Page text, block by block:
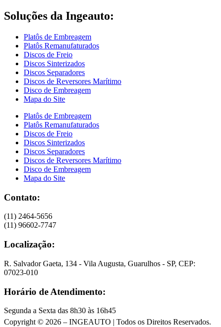
Soluções da Ingeauto:
Platôs de Embreagem
Platôs Remanufaturados
Discos de Freio
Discos Sinterizados
Discos Separadores
Discos de Reversores Marítimo
Disco de Embreagem
Mapa do Site
Platôs de Embreagem
Platôs Remanufaturados
Discos de Freio
Discos Sinterizados
Discos Separadores
Discos de Reversores Marítimo
Disco de Embreagem
Mapa do Site
Contato:
(11) 2464-5656
(11) 96602-7747
Localização:
R. Salvador Gaeta, 134 - Vila Augusta, Guarulhos - SP, CEP:
07023-010
Horário de Atendimento:
Segunda a Sexta das 8h30 às 16h45
Copyright © 2026 – INGEAUTO | Todos os Direitos Reservados.